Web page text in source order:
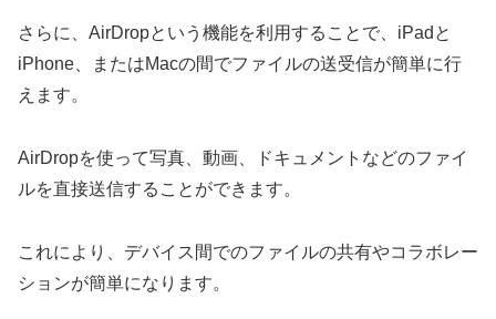
さらに、AirDropという機能を利用することで、iPadと
iPhone、またはMacの間でファイルの送受信が簡単に行
えます。
AirDropを使って写真、動画、ドキュメントなどのファイ
ルを直接送信することができます。
これにより、デバイス間でのファイルの共有やコラボレー
ションが簡単になります。